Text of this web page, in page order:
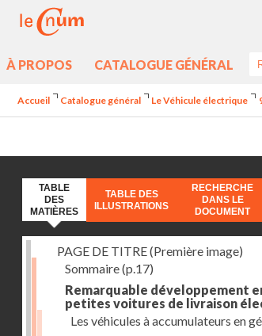
À PROPOS CATALOGUE GÉNÉRAL
Accueil Catalogue général Le Véhicule électrique
TABLE
DES
MATIÈRES
TABLE DES
ILLUSTRATIONS
RECHERCHE
DANS LE
DOCUMENT
PAGE DE TITRE (Première image)
Sommaire(p.17)
Remarquable développement
petites voitures de livraison
Les véhicules à accumulateurs en